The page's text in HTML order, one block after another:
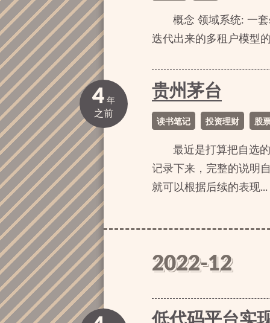
概念 领域系统: 一
迭代出来的多租户模型
4 年
之前
贵州茅台
读书笔记 投资理财 股
最近是打算把自选
记录下来，完整的说明
就可以根据后续的表现...
2022-12